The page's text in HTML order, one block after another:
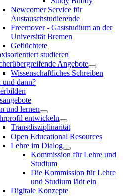
Newcomer Service für
Austauschstudierende
Freemover - Gaststudium an der
Universität Bremen
Geflüchtete
studieren
Angebote
Wissenschaftliches Schreiben
und dann?
und lernen
entwickeln
Transdisziplinarität
Open Educational Resources
Lehre im Dialog
Kommission für Lehre und
Studium
Die Kommission für Lehre
und Studium lädt ein
Digitale Konzepte